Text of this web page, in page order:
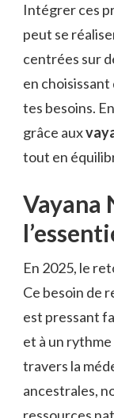
Intégrer ces
peut se
centrées sur
en
tes besoins.
grâce aux
tout en
Vayana
En 2025, le
Ce besoin de
est pressant
et à un
travers la
ancestrales,